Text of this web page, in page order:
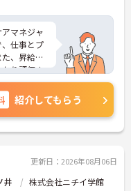
マネジャ
仕事とプ
、昇給・
り評価さ
をお伝え
紹介してもらう
更新日：2026年08月06日
井 株式会社ニチイ学館